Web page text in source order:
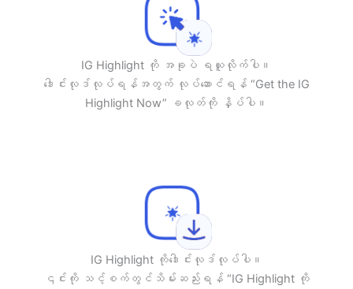
IG Highlight ကို အခုပဲ ရယူလိုက်ပါ။
ဒေါင်းလုဒ်လုပ်ရန်အတွက် လုပ်ဆောင်ရန် “Get the IG
Highlight Now” ခလုတ်ကို နှိပ်ပါ။
IG Highlight ကိုဒေါင်းလုဒ်လုပ်ပါ။
၎င်းကို သင့်စက်တွင်သိမ်းဆည်းရန် “IG Highlight ကို